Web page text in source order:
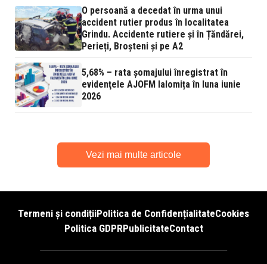
O persoană a decedat în urma unui
accident rutier produs în localitatea
Grindu. Accidente rutiere și în Țăndărei,
Perieți, Broșteni și pe A2
5,68% – rata şomajului înregistrat în
evidenţele AJOFM Ialomița în luna iunie
2026
Vezi mai multe articole
Termeni și condițiiPolitica de ConfidențialitateCookies
Politica GDPRPublicitateContact